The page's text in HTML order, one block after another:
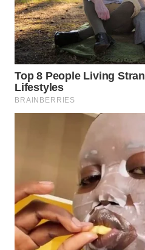
WN
SUMEDANG
WN
CIANJUR
WN
WN
BINJAI
WN